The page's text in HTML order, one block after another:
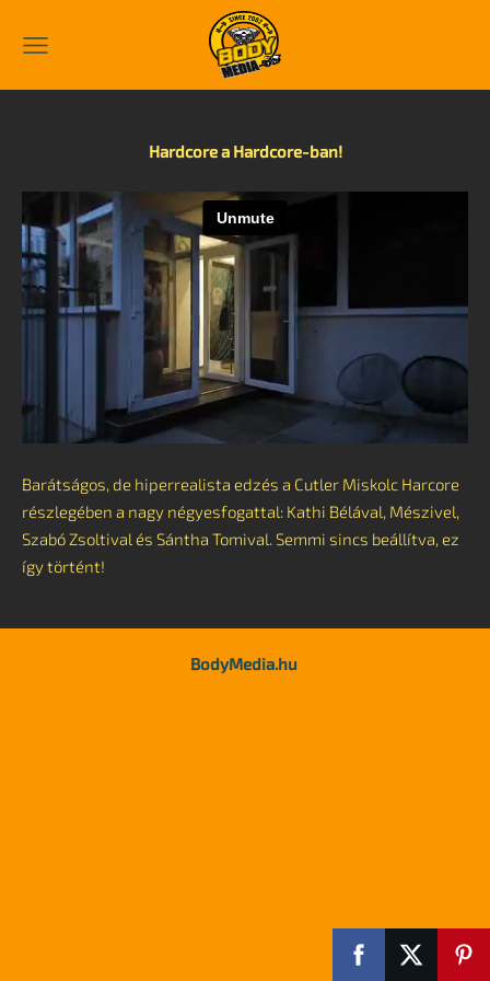
Hardcore a Hardcore-ban!
Barátságos, de hiperrealista edzés a Cutler Miskolc Harcore
részlegében a nagy négyesfogattal: Kathi Bélával, Mészivel,
Szabó Zsoltival és Sántha Tomival. Semmi sincs beállítva, ez
így történt!
BodyMedia.hu